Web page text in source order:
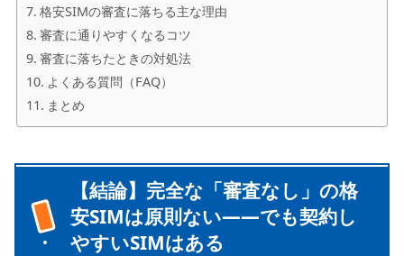
格安SIMの審査に落ちる主な理由
審査に通りやすくなるコツ
審査に落ちたときの対処法
よくある質問（FAQ）
まとめ
【結論】完全な「審査なし」の格
安SIMは原則ない——でも契約し
やすいSIMはある